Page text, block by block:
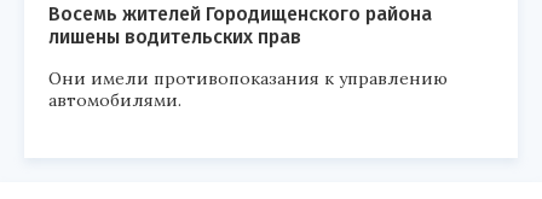
Восемь жителей Городищенского района
лишены водительских прав
Они имели противопоказания к управлению
автомобилями.